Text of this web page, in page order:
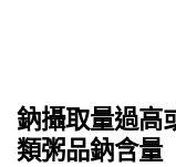
鈉攝取量過高
類粥品鈉含量